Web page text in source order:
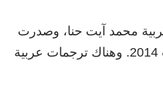
محمد آيت حنا، وصدرت
عن منشورات الجمل ببيروت 2014. وهناك ترجمات عربية